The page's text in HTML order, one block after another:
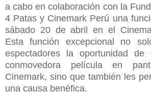
a cabo en colaboración con la
4 Patas y Cinemark Perú una
sábado 20 de abril en el
Esta función excepcional no
espectadores la oportunidad de
conmovedora película en
Cinemark, sino que también les
una causa benéfica.